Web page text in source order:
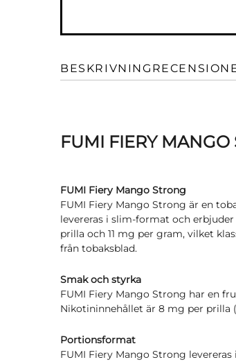
BESKRIVNING
FUMI FIERY MANGO
FUMI Fiery Mango Strong
FUMI Fiery Mango Strong är en
levereras i slim-format och
prilla och 11 mg per gram, vilket
från tobaksblad.
Smak och styrka
FUMI Fiery Mango Strong har en
Nikotininnehållet är 8 mg per prilla
Portionsformat
FUMI Fiery Mango Strong levereras i